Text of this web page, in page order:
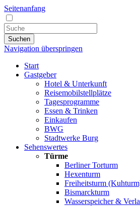
Seitenanfang
Suchen
Navigation überspringen
Start
Gastgeber
Hotel & Unterkunft
Reisemobilstellplätze
Tagesprogramme
Essen & Trinken
Einkaufen
BWG
Stadtwerke Burg
Sehenswertes
Türme
Berliner Torturm
Hexenturm
Freiheitsturm
Bismarckturm
Wasserspeicher &